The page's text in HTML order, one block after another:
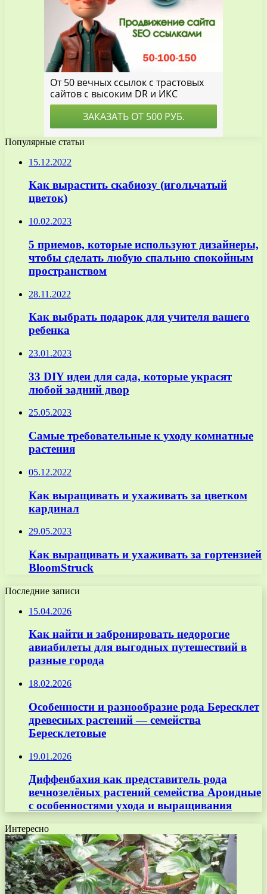
Популярные статьи
15.12.2022
Как вырастить скабиозу (игольчатый
цветок)
10.02.2023
5 приемов, которые используют дизайнеры,
чтобы сделать любую спальню спокойным
пространством
28.11.2022
Как выбрать подарок для учителя вашего
ребенка
23.01.2023
33 DIY идеи для сада, которые украсят
любой задний двор
25.05.2023
Самые требовательные к уходу комнатные
растения
05.12.2022
Как выращивать и ухаживать за цветком
кардинал
29.05.2023
Как выращивать и ухаживать за гортензией
BloomStruck
Последние записи
15.04.2026
Как найти и забронировать недорогие
авиабилеты для выгодных путешествий в
разные города
18.02.2026
Особенности и разнообразие рода Бересклет
древесных растений — семейства
Бересклетовые
19.01.2026
Диффенбахия как представитель рода
вечнозелёных растений семейства Ароидные
с особенностями ухода и выращивания
Интересно